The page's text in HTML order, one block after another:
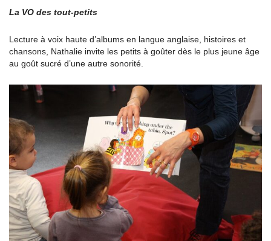
La VO des tout-petits
Lecture à voix haute d’albums en langue anglaise, histoires et
chansons, Nathalie invite les petits à goûter dès le plus jeune âge
au goût sucré d’une autre sonorité.